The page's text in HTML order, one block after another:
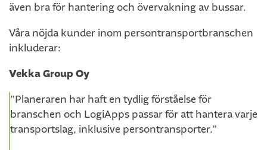
även bra för hantering och övervakning av bussar.
Våra nöjda kunder inom persontransportbranschen
inkluderar:
Vekka Group Oy
”Planeraren har haft en tydlig förståelse för
branschen och LogiApps passar för att hantera varje
transportslag, inklusive persontransporter.”